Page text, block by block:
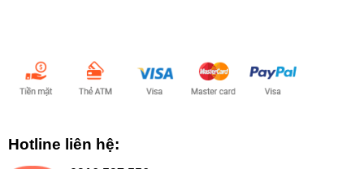
Hotline liên hệ: